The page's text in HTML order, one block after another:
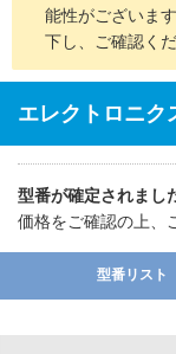
能性がございま
下し、ご確認くだ
エレクトロニク
型番が確定されまし
価格をご確認の上、
型番リスト